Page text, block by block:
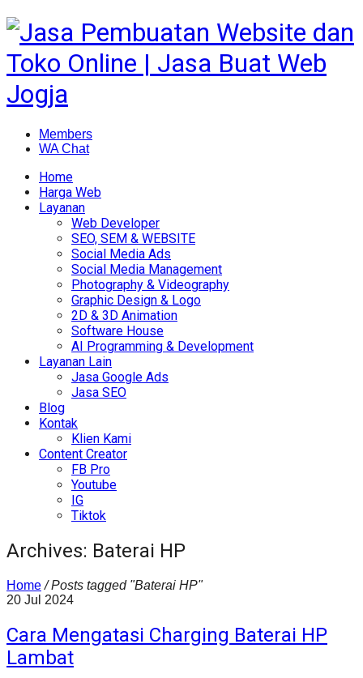
Members
WA Chat
Home
Harga Web
Layanan
Web Developer
SEO, SEM & WEBSITE
Social Media Ads
Social Media Management
Photography & Videography
Graphic Design & Logo
2D & 3D Animation
Software House
AI Programming & Development
Layanan Lain
Jasa Google Ads
Jasa SEO
Blog
Kontak
Klien Kami
Content Creator
FB Pro
Youtube
IG
Tiktok
Archives: Baterai HP
Home / Posts tagged "Baterai HP"
20 Jul 2024
Cara Mengatasi Charging Baterai HP
Lambat